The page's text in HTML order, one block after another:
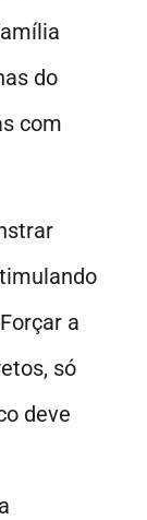
do
com
a
só
deve